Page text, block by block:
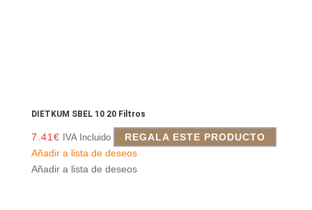
DIETKUM SBEL 10 20 Filtros
7.41 € IVA Incluido
REGALA ESTE PRODUCTO
Añadir a lista de deseos
Añadir a lista de deseos